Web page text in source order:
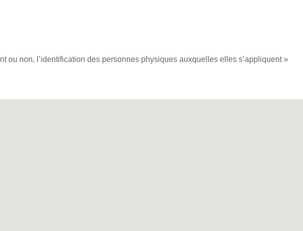
ou non, l’identification des personnes physiques auxquelles elles s’appliquent »